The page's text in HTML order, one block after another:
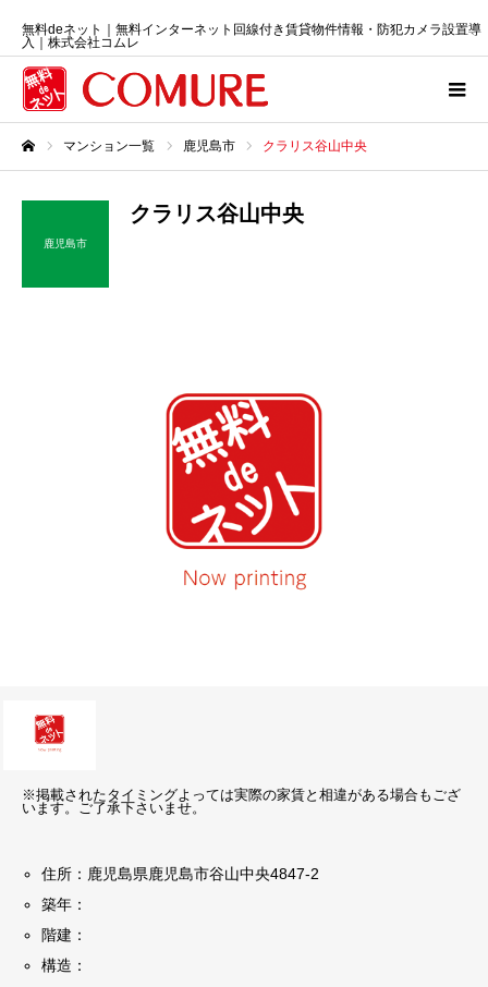
無料deネット｜無料インターネット回線付き賃貸物件情報・防犯カメラ設置導
入｜株式会社コムレ
マンション一覧 鹿児島市 クラリス谷山中央
鹿児島市
クラリス谷山中央
※掲載されたタイミングよっては実際の家賃と相違がある場合もござ
います。ご了承下さいませ。
住所：鹿児島県鹿児島市谷山中央4847-2
築年：
階建：
構造：